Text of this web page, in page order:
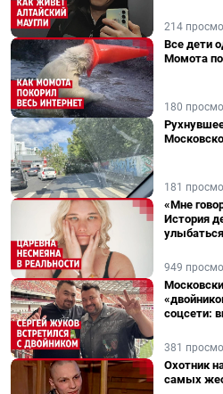
214
Все дети
Момота
180
181
«Мне
История
949
соцсети:
381
Охотник
самых